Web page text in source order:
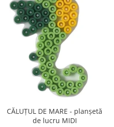
CĂLUȚUL DE MARE - planșetă
de lucru MIDI